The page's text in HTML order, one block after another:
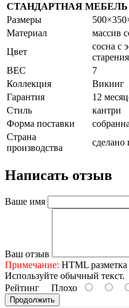
СТАНДАРТНАЯ МЕБЕЛЬ
Размеры
Материал
массив
Цвет
сосна с
старения
ВЕС
7
Коллекция
Викинг
Гарантия
12
Стиль
кантри
Форма поставки
Страна
производства
сделано
Написать отзыв
Ваше имя
Ваш отзыв
Примечание: HTML
Используйте обычный текст.
Рейтинг Плохо
Продолжить